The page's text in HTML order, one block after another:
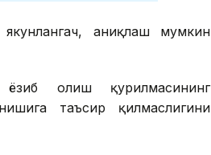
якунлангач, аниқлаш мумкин
ёзиб олиш қурилмасининг
таъсир қилмаслигини